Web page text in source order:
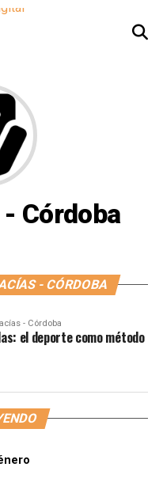
Córdoba
- CÓRDOBA
- Córdoba
el deporte como método